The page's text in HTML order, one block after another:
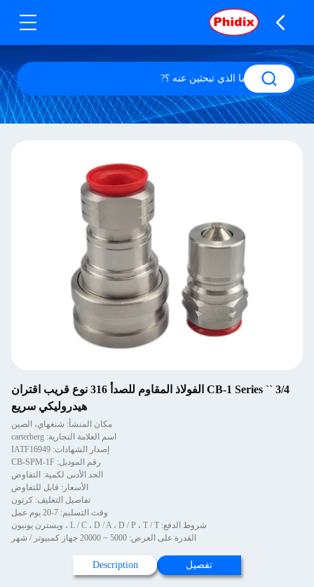
3/4 `` CB-1 Series الفولاذ المقاوم للصدأ 316 نوع قريب اقتران
هيدروليكي سريع
مكان المنشأ: شنغهاي، الصين
اسم العلامة التجارية: carterberg
إصدار الشهادات: IATF16949
رقم الموديل: CB-SPM-1F
الحد الأدنى لكمية: التفاوض
الأسعار: قابل للتفاوض
تفاصيل التغليف: كرتون
وقت التسليم: 7-20 يوم عمل
شروط الدفع: L / C ، D / A ، D / P ، T / T ، ويسترن يونيون
القدرة على العرض: 5000 ~ 20000 جهاز كمبيوتر / شهر
تفصيل Description